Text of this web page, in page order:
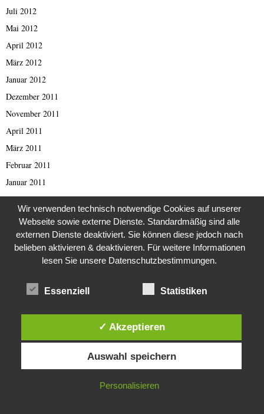
Juli 2012
Mai 2012
April 2012
März 2012
Januar 2012
Dezember 2011
November 2011
April 2011
März 2011
Februar 2011
Januar 2011
Oktober 2010
August 2010
Juli 2010
Dezember 2009
März 2009
Februar 1993
Diese Website verwendet Cookies. Durch die weitere Nutzung dieser
Website stimmst du der Verwendung von Cookies zu.
IN ORDNUNG
Wir verwenden technisch notwendige Cookies auf unserer
Webseite sowie externe Dienste. Standardmäßig sind alle
externen Dienste deaktiviert. Sie können diese jedoch nach
belieben aktivieren & deaktivieren. Für weitere Informationen
lesen Sie unsere Datenschutzbestimmungen.
Essenziell Statistiken
✓ Akzeptieren
Auswahl speichern
Personalisieren